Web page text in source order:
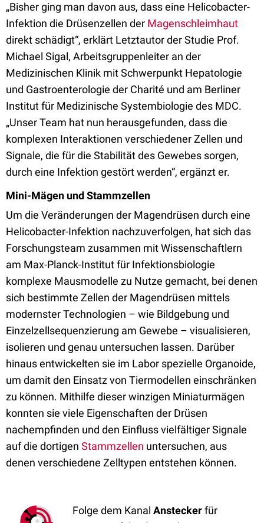
„Bisher ging man davon aus, dass eine Helicobacter-
Infektion die Drüsenzellen der Magenschleimhaut
direkt schädigt“, erklärt Letztautor der Studie Prof.
Michael Sigal, Arbeitsgruppenleiter an der
Medizinischen Klinik mit Schwerpunkt Hepatologie
und Gastroenterologie der Charité und am Berliner
Institut für Medizinische Systembiologie des MDC.
„Unser Team hat nun herausgefunden, dass die
komplexen Interaktionen verschiedener Zellen und
Signale, die für die Stabilität des Gewebes sorgen,
durch eine Infektion gestört werden“, ergänzt er.
Mini-Mägen und Stammzellen
Um die Veränderungen der Magendrüsen durch eine
Helicobacter-Infektion nachzuverfolgen, hat sich das
Forschungsteam zusammen mit Wissenschaftlern
am Max-Planck-Institut für Infektionsbiologie
komplexe Mausmodelle zu Nutze gemacht, bei denen
sich bestimmte Zellen der Magendrüsen mittels
modernster Technologien – wie Bildgebung und
Einzelzellsequenzierung am Gewebe – visualisieren,
isolieren und genau untersuchen lassen. Darüber
hinaus entwickelten sie im Labor spezielle Organoide,
um damit den Einsatz von Tiermodellen einschränken
zu können. Mithilfe dieser winzigen Miniaturmägen
konnten sie viele Eigenschaften der Drüsen
nachempfinden und den Einfluss vielfältiger Signale
auf die dortigen Stammzellen untersuchen, aus
denen verschiedene Zelltypen entstehen können.
Folge dem Kanal Ansteckerfür